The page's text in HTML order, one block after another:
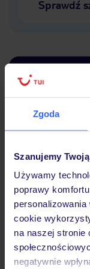
Zgoda
Szanujemy
Używamy
poprawy
cookie
na naszej stronie
negatywnie
Sprawdź
Hotel